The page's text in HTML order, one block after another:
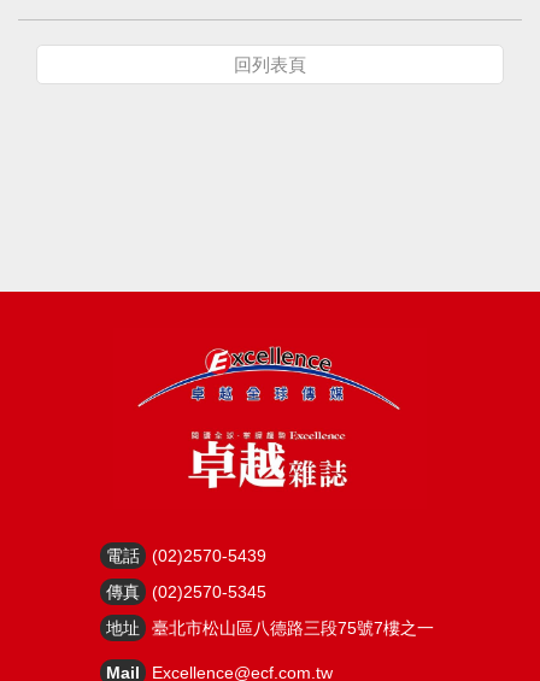
回列表頁
電話
(02)2570-5439
傳真
(02)2570-5345
地址
臺北市松山區八德路三段75號7樓之一
Mail Excellence@ecf.com.tw